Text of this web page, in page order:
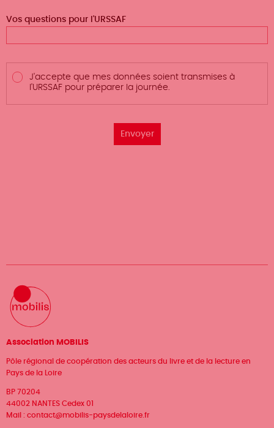
Vos questions pour l'URSSAF
que
soient
J'accepte que mes données soient transmises à
l'URSSAF pour préparer la journée.
Association MOBILIS
Pôle régional de coopération des acteurs du livre et de la lecture en
Pays de la Loire
BP 70204
44002 NANTES Cedex 01
Mail : contact@mobilis-paysdelaloire.fr